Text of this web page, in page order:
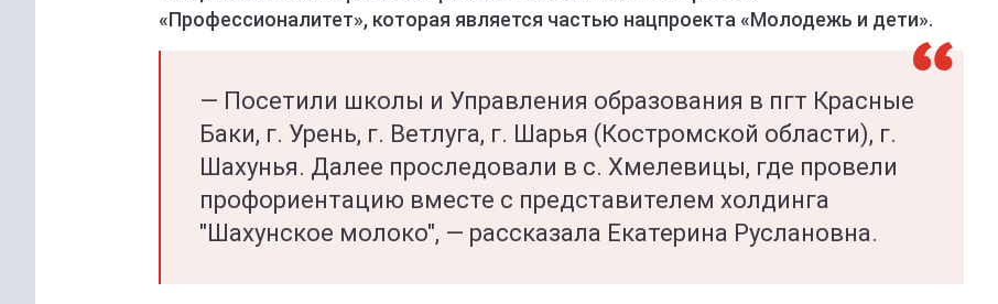
«Профессионалитет», которая является частью нацпроекта «Молодежь и дети».
— Посетили школы и Управления образования в пгт Красные
Баки, г. Урень, г. Ветлуга, г. Шарья (Костромской области), г.
Шахунья. Далее проследовали в с. Хмелевицы, где провели
профориентацию вместе с представителем холдинга
"Шахунское молоко", — рассказала Екатерина Руслановна.